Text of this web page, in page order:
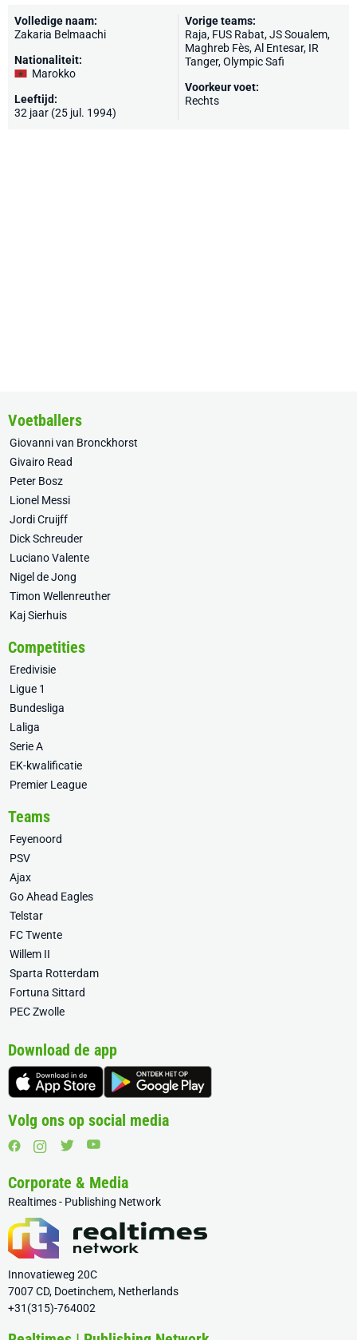
Volledige naam:
Zakaria Belmaachi
Nationaliteit:
Marokko
Leeftijd:
32 jaar (25 jul. 1994)
Vorige teams:
Raja, FUS Rabat, JS Soualem,
Maghreb Fès, Al Entesar, IR
Tanger, Olympic Safi
Voorkeur voet:
Rechts
Voetballers
Giovanni van Bronckhorst
Givairo Read
Peter Bosz
Lionel Messi
Jordi Cruijff
Dick Schreuder
Luciano Valente
Nigel de Jong
Timon Wellenreuther
Kaj Sierhuis
Competities
Eredivisie
Ligue 1
Bundesliga
Laliga
Serie A
EK-kwalificatie
Premier League
Teams
Feyenoord
PSV
Ajax
Go Ahead Eagles
Telstar
FC Twente
Willem II
Sparta Rotterdam
Fortuna Sittard
PEC Zwolle
Download de app
Volg ons op social media
Corporate & Media
Realtimes - Publishing Network
Innovatieweg 20C
7007 CD, Doetinchem, Netherlands
+31(315)-764002